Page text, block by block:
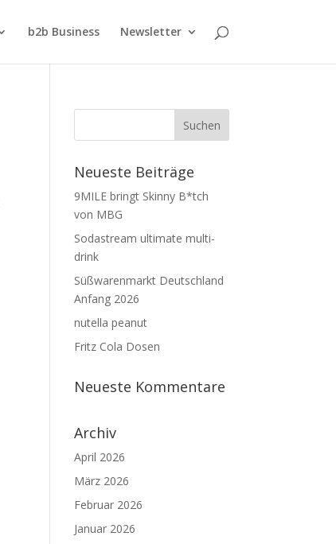
b2b Business Newsletter
Neueste Beiträge
9MILE bringt Skinny B*tch
von MBG
Sodastream ultimate multi-
drink
Süßwarenmarkt Deutschland
Anfang 2026
nutella peanut
Fritz Cola Dosen
Neueste Kommentare
Archiv
April 2026
März 2026
Februar 2026
Januar 2026